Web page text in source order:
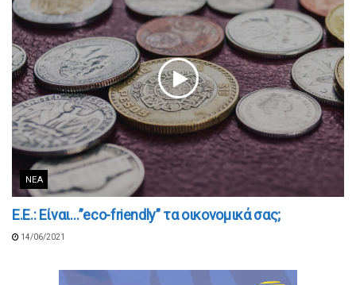
ΝΈΑ
Ε.Ε.: Είναι…”eco-friendly” τα οικονομικά σας;
14/06/2021